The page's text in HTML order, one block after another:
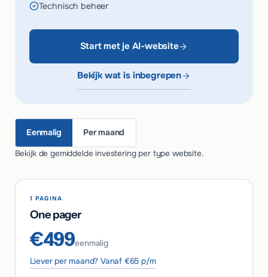
Technisch beheer
Start met je AI-website
Bekijk wat is inbegrepen
Eenmalig Per maand
Bekijk de gemiddelde investering per type website.
1 PAGINA
One pager
€499eenmalig
Liever per maand? Vanaf €65 p/m